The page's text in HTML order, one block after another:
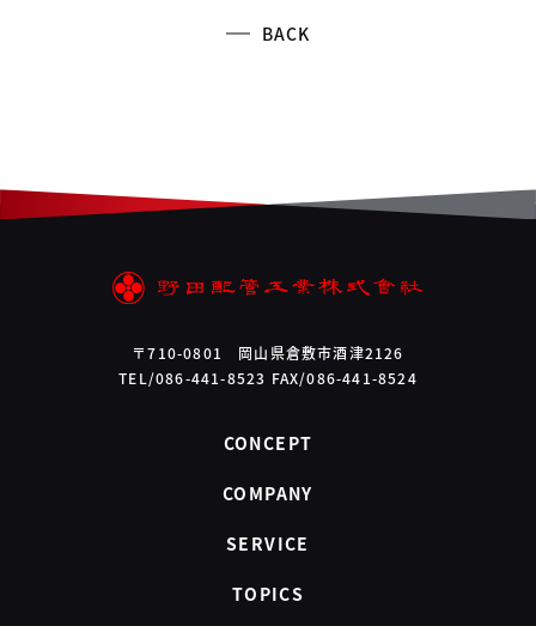
BACK
〒710-0801 岡山県倉敷市酒津2126
TEL/086-441-8523 FAX/086-441-8524
CONCEPT
COMPANY
SERVICE
TOPICS